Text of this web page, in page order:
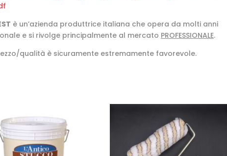
è un’azienda produttrice italiana che opera da molti anni
e si rivolge principalmente al mercato PROFESSIONALE.
qualità è sicuramente estremamente favorevole.